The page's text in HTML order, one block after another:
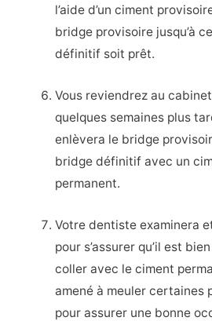
l’aide d’un ciment
bridge provisoire jusqu’à
définitif soit prêt.
Vous reviendrez au
quelques semaines plus
enlèvera le bridge
bridge définitif avec un
permanent.
Votre dentiste examinera
pour s’assurer qu’il est
coller avec le ciment
amené à meuler certaines
pour assurer une bonne